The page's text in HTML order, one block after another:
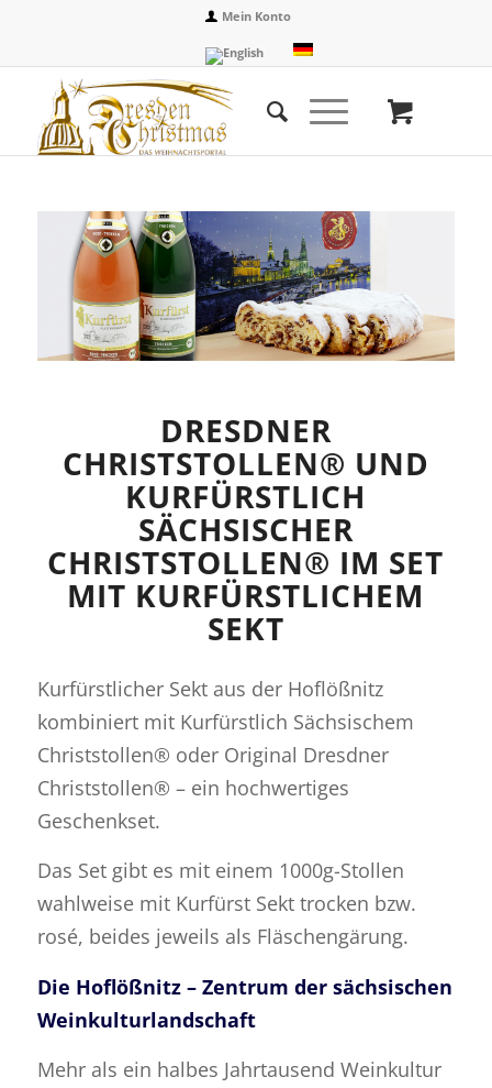
Mein Konto
DRESDNER
CHRISTSTOLLEN® UND
KURFÜRSTLICH
SÄCHSISCHER
CHRISTSTOLLEN® IM SET
MIT KURFÜRSTLICHEM
SEKT
Kurfürstlicher Sekt aus der Hoflößnitz
kombiniert mit Kurfürstlich Sächsischem
Christstollen® oder Original Dresdner
Christstollen® – ein hochwertiges
Geschenkset.
Das Set gibt es mit einem 1000g-Stollen
wahlweise mit Kurfürst Sekt trocken bzw.
rosé, beides jeweils als Fläschengärung.
Die Hoflößnitz – Zentrum der sächsischen
Weinkulturlandschaft
Mehr als ein halbes Jahrtausend Weinkultur